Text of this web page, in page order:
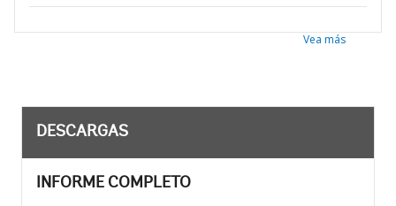
Vea más
DESCARGAS
INFORME COMPLETO